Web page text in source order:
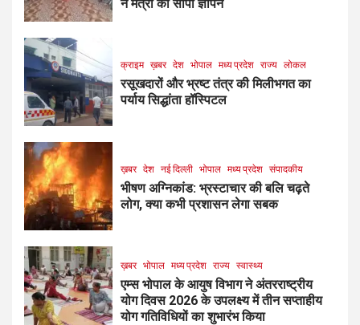
ने मंत्री को सौंपा ज्ञापन
क्राइम ख़बर देश भोपाल मध्य प्रदेश राज्य लोकल
रसूखदारों और भ्रष्ट तंत्र की मिलीभगत का
पर्याय सिद्धांता हॉस्पिटल
ख़बर देश नई दिल्ली भोपाल मध्य प्रदेश संपादकीय
भीषण अग्निकांड: भ्रस्टाचार की बलि चढ़ते
लोग, क्या कभी प्रशासन लेगा सबक
ख़बर भोपाल मध्य प्रदेश राज्य स्वास्थ्य
एम्स भोपाल के आयुष विभाग ने अंतरराष्ट्रीय
योग दिवस 2026 के उपलक्ष्य में तीन सप्ताहीय
योग गतिविधियों का शुभारंभ किया